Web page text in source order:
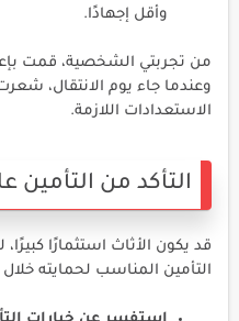
وأقل إجهادًا.
من تجربتي الشخصية، قمت
وعندما جاء يوم الانتقال،
الاستعدادات اللازمة.
التأكد من التأمين
قد يكون الأثاث استثمارًا
التأمين المناسب لحمايته خلال